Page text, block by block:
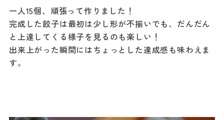
一人15個、頑張って作りました！
完成した餃子は最初は少し形が不揃いでも、だんだん
と上達してくる様子を見るのも楽しい！
出来上がった瞬間にはちょっとした達成感も味わえま
す。